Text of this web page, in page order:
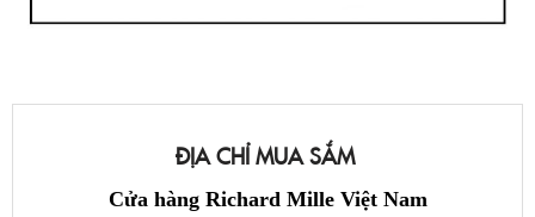
ĐỊA CHỈ MUA SẮM
Cửa hàng Richard Mille Việt Nam